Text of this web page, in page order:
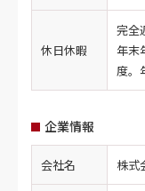
休日休暇
完全
年末
度。
企業情報
会社名 株式